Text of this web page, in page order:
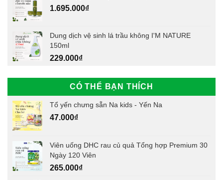
1.695.000₫
Dung dịch vệ sinh lá trầu không I'M NATURE
150ml
229.000₫
CÓ THỂ BẠN THÍCH
Tổ yến chưng sẵn Na kids - Yến Na
47.000₫
Viên uống DHC rau củ quả Tổng hợp Premium 30
Ngày 120 Viên
265.000₫